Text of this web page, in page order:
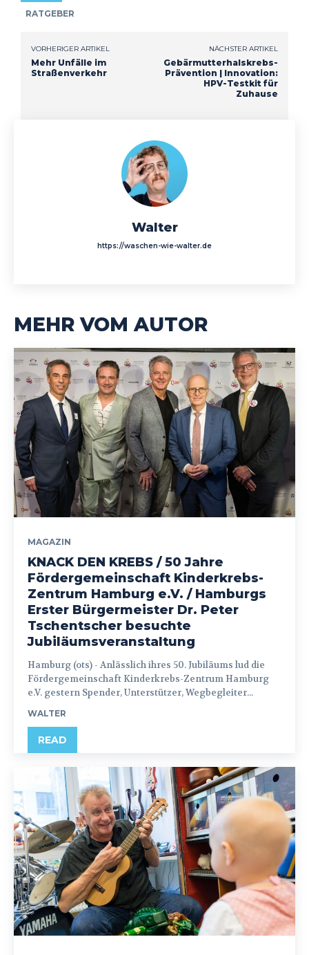
RATGEBER
VORHERIGER ARTIKEL
Mehr Unfälle im
Straßenverkehr
NÄCHSTER ARTIKEL
Gebärmutterhalskrebs-
Prävention | Innovation:
HPV-Testkit für
Zuhause
Walter
https://waschen-wie-walter.de
MEHR VOM AUTOR
MAGAZIN
KNACK DEN KREBS / 50 Jahre
Fördergemeinschaft Kinderkrebs-
Zentrum Hamburg e.V. / Hamburgs
Erster Bürgermeister Dr. Peter
Tschentscher besuchte
Jubiläumsveranstaltung
Hamburg (ots) - Anlässlich ihres 50. Jubiläums lud die
Fördergemeinschaft Kinderkrebs-Zentrum Hamburg
e.V. gestern Spender, Unterstützer, Wegbegleiter...
WALTER
READ